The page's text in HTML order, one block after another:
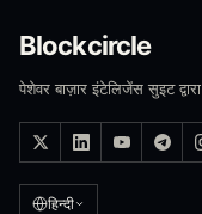
Blockcircle
पेशेवर बाज़ार इंटेलिजेंस सुइट द्वारा
हिन्दी